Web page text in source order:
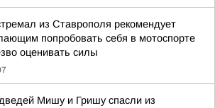
из Ставрополя рекомендует
попробовать себя в мотоспорте
оценивать силы
Мишу и Гришу спасли из